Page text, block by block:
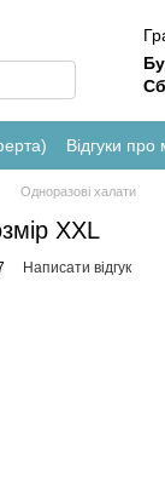
Відгуки про
Одноразові халати
ХXL
Написати відгук